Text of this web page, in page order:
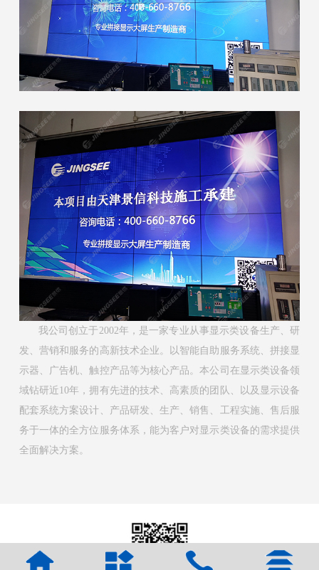
我公司创立于2002年，是一家专业从事显示类设备生产、研
发、营销和服务的高新技术企业。以智能自助服务系统、拼接显
示器、广告机、触控产品等为核心产品。本公司在显示类设备领
域钻研近10年，拥有先进的技术、高素质的团队、以及显示设备
配套系统方案设计、产品研发、生产、销售、工程实施、售后服
务于一体的全方位服务体系，能为客户对显示类设备的需求提供
全面解决方案。